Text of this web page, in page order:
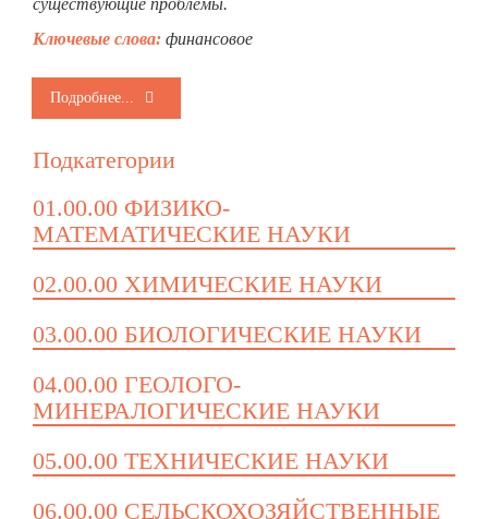
существующие проблемы.
Ключевые слова: финансовое
Подробнее...
Подкатегории
01.00.00 ФИЗИКО-
МАТЕМАТИЧЕСКИЕ НАУКИ
02.00.00 ХИМИЧЕСКИЕ НАУКИ
03.00.00 БИОЛОГИЧЕСКИЕ НАУКИ
04.00.00 ГЕОЛОГО-
МИНЕРАЛОГИЧЕСКИЕ НАУКИ
05.00.00 ТЕХНИЧЕСКИЕ НАУКИ
06.00.00 СЕЛЬСКОХОЗЯЙСТВЕННЫЕ